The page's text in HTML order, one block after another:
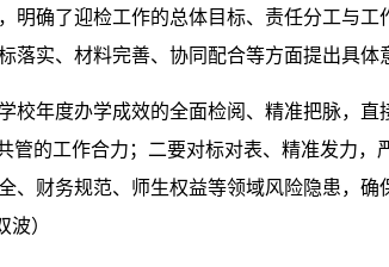
确了迎检工作的总体目标、责任分工与
实、材料完善、协同配合等方面提出具体
年度办学成效的全面检阅、精准把脉，
的工作合力；二要对标对表、精准发力
财务规范、师生权益等领域风险隐患，
）